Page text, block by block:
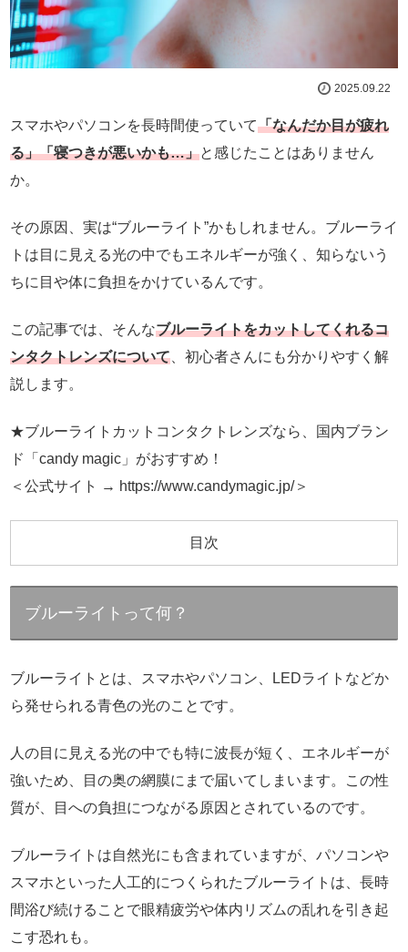
2025.09.22
スマホやパソコンを長時間使っていて「なんだか目が疲れ
る」「寝つきが悪いかも…」と感じたことはありません
か。
その原因、実は“ブルーライト”かもしれません。ブルーライ
トは目に見える光の中でもエネルギーが強く、知らないう
ちに目や体に負担をかけているんです。
この記事では、そんなブルーライトをカットしてくれるコ
ンタクトレンズについて 、初心者さんにも分かりやすく解
説します。
★ブルーライトカットコンタクトレンズなら、国内ブラン
ド「candy magic」がおすすめ！
＜公式サイト → https://www.candymagic.jp/＞
目次
ブルーライトって何？
ブルーライトとは、スマホやパソコン、LEDライトなどか
ら発せられる青色の光のことです。
人の目に見える光の中でも特に波長が短く、エネルギーが
強いため、目の奥の網膜にまで届いてしまいます。この性
質が、目への負担につながる原因とされているのです。
ブルーライトは自然光にも含まれていますが、パソコンや
スマホといった人工的につくられたブルーライトは、長時
間浴び続けることで眼精疲労や体内リズムの乱れを引き起
こす恐れも。